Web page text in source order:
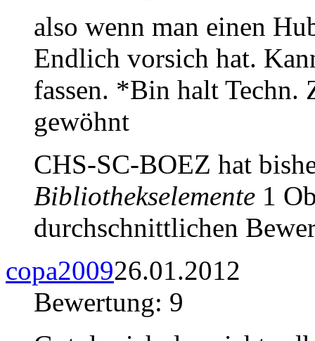
also wenn man einen
Endlich vorsich hat.
fassen. *Bin halt Techn.
gewöhnt
CHS-SC-BOEZ hat
Bibliothekselemente 1
durchschnittlichen
copa200926.01.2012
Bewertung: 9